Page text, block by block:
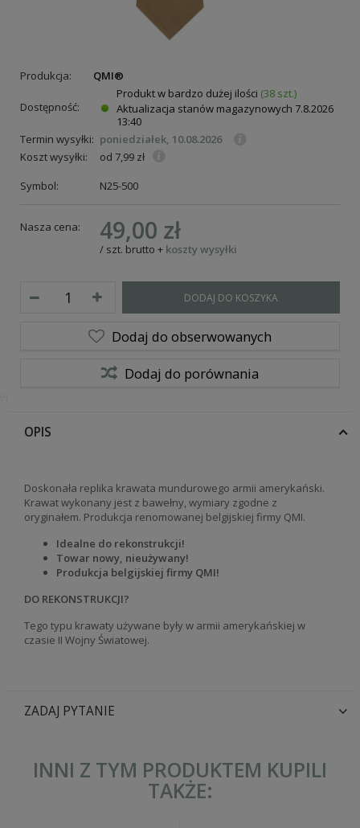
Produkcja: QMI®
Dostępność:
Produkt w bardzo dużej ilości (38 szt.)
Aktualizacja stanów magazynowych 7.8.2026
13:40
Termin wysyłki: poniedziałek, 10.08.2026
Koszt wysyłki:
od 7,99 zł
Symbol:
N25-500
Nasza cena: 49,00 zł
/ szt. brutto + koszty wysyłki
DODAJ DO KOSZYKA
Dodaj do obserwowanych
Dodaj do porównania
OPIS
Doskonała replika krawata mundurowego armii amerykański.
Krawat wykonany jest z bawełny, wymiary zgodne z
oryginałem. Produkcja renomowanej belgijskiej firmy QMI.
Idealne do rekonstrukcji!
Towar nowy, nieużywany!
Produkcja belgijskiej firmy QMI!
DO REKONSTRUKCJI?
Tego typu krawaty używane były w armii amerykańskiej w
czasie II Wojny Światowej.
ZADAJ PYTANIE
INNI Z TYM PRODUKTEM KUPILI
TAKŻE: